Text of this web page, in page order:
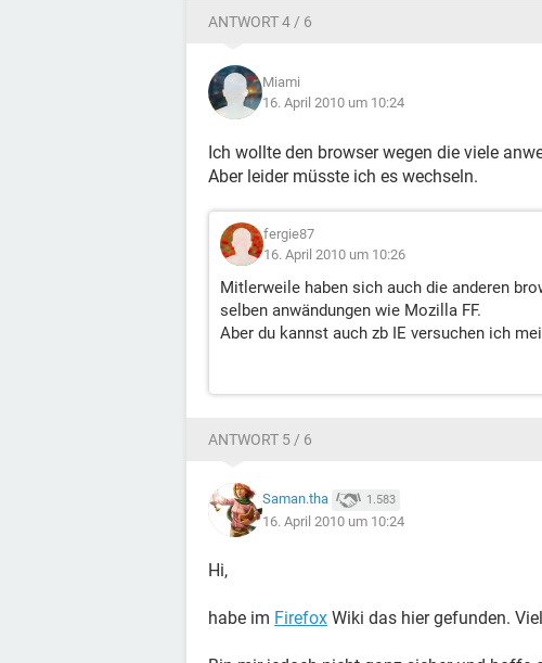
ANTWORT 4 / 6
Miami
16. April 2010 um 10:24
Ich wollte den browser wegen die viele
Aber leider müsste ich es wechseln.
fergie87
16. April 2010 um 10:26
Mitlerweile haben sich auch die anderen
selben anwändungen wie Mozilla FF.
Aber du kannst auch zb IE versuchen ich
ANTWORT 5 / 6
Saman.tha 1.583
16. April 2010 um 10:24
Hi,
habe im Firefox Wiki das hier gefunden.